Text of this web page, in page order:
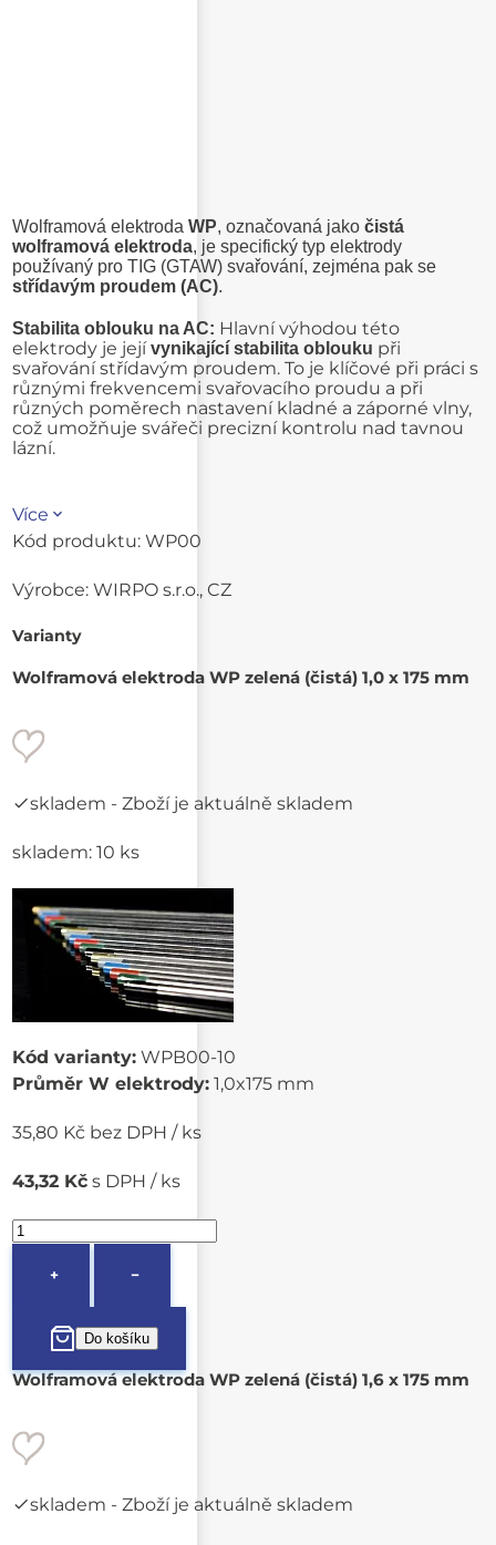
Wolframová elektrodaWP, označovaná jakočistá
wolframová elektroda, je specifický typ elektrody
používaný pro TIG (GTAW) svařování, zejména pak se
střídavým proudem (AC).
Stabilita oblouku na AC: Hlavní výhodou této
elektrody je jejívynikající stabilita oblouku při
svařování střídavým proudem. To je klíčové při práci s
různými frekvencemi svařovacího proudu a při
různých poměrech nastavení kladné a záporné vlny,
což umožňuje svářeči precizní kontrolu nad tavnou
lázní.
Více
Kód produktu: WP00
Výrobce: WIRPO s.r.o., CZ
Varianty
Wolframová elektroda WP zelená (čistá) 1,0 x 175 mm
skladem - Zboží je aktuálně skladem
skladem: 10 ks
Kód varianty: WPB00-10
Průměr W elektrody: 1,0x175 mm
35,80 Kč bez DPH / ks
43,32 Kč s DPH / ks
+ −
Wolframová elektroda WP zelená (čistá) 1,6 x 175 mm
skladem - Zboží je aktuálně skladem